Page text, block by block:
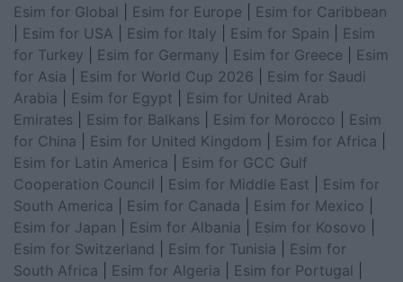
Esim for Global Esim for Europe
Esim for Caribbean
Esim for USA Esim for Italy Esim for Spain
Esim
for Turkey
Esim for Germany Esim for Greece
Esim
for Asia
Esim for World Cup 2026
Esim for Saudi
Arabia
Esim for Egypt
Esim for United Arab
Emirates
Esim for Balkans Esim for Morocco
Esim
for China
Esim for United Kingdom Esim for Africa
Esim for Latin America
Esim for GCC Gulf
Cooperation Council
Esim for Middle East
Esim for
South America
Esim for Canada Esim for Mexico
Esim for Japan
Esim for Albania Esim for Kosovo
Esim for Switzerland
Esim for Tunisia
Esim for
South Africa
Esim for Algeria Esim for Portugal